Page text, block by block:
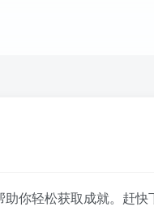
你轻松获取成就。赶